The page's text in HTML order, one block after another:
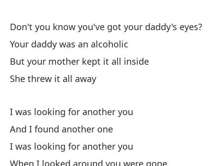
Don't you know you've got your daddy's eyes?
Your daddy was an alcoholic
But your mother kept it all inside
She threw it all away
I was looking for another you
And I found another one
I was looking for another you
When I looked around you were gone